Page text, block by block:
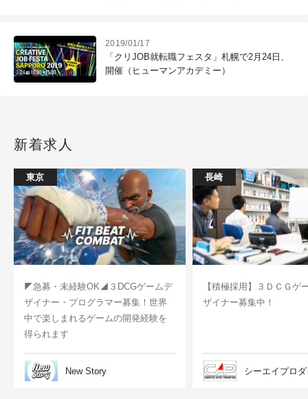
2019/01/17
「クリJOB就転職フェスタ」札幌で2月24日、
開催（ヒューマンアカデミー）
新着求人
東京
◤急募・未経験OK◢３DCGゲームデ
ザイナー・プログラマー募集！世界
中で楽しまれるゲームの開発経験を
得られます
New Story
長崎
【積極採用】３ＤＣＧゲ
ザイナー募集中！
シーエイプロ